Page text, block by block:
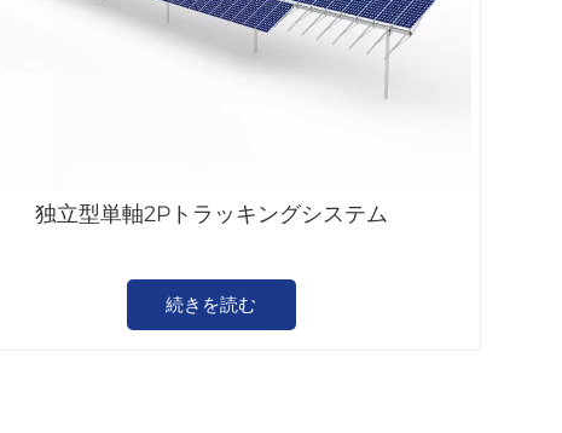
独立型単軸2Pトラッキングシステム
続きを読む